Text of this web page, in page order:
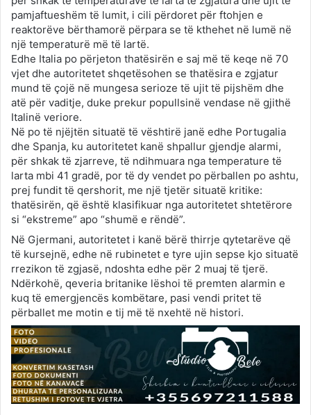
pamjaftueshëm të lumit, i cili përdoret për ftohjen e
reaktorëve bërthamorë përpara se të kthehet në lumë në
një temperaturë më të lartë.
Edhe Italia po përjeton thatësirën e saj më të keqe në 70
vjet dhe autoritetet shqetësohen se thatësira e zgjatur
mund të çojë në mungesa serioze të ujit të pijshëm dhe
atë për vaditje, duke prekur popullsinë vendase në gjithë
Italinë veriore.
Në po të njëjtën situatë të vështirë janë edhe Portugalia
dhe Spanja, ku autoritetet kanë shpallur gjendje alarmi,
për shkak të zjarreve, të ndihmuara nga temperature të
larta mbi 41 gradë, por të dy vendet po përballen po ashtu,
prej fundit të qershorit, me një tjetër situatë kritike:
thatësirën, që është klasifikuar nga autoritetet shtetërore
si “ekstreme” apo “shumë e rëndë”.
Në Gjermani, autoritetet i kanë bërë thirrje qytetarëve që
të kursejnë, edhe në rubinetet e tyre ujin sepse kjo situatë
rrezikon të zgjasë, ndoshta edhe për 2 muaj të tjerë.
Ndërkohë, qeveria britanike lëshoi të premten alarmin e
kuq të emergjencës kombëtare, pasi vendi pritet të
përballet me motin e tij më të nxehtë në histori.